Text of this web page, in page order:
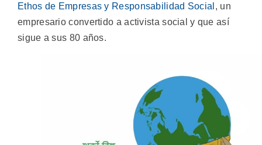
Ethos de Empresas y Responsabilidad Social , un
empresario convertido a activista social y que así
sigue a sus 80 años.